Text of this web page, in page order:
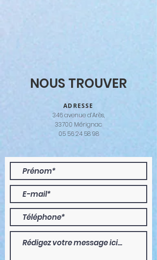
NOUS TROUVER
​ADRESSE
346 avenue d’Arès,
33700 Mérignac
05 56 24 58 98